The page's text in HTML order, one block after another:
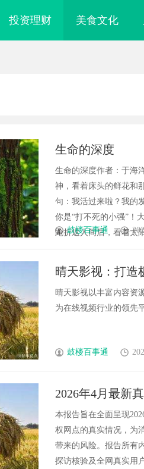
投资理财 美食文化
生命的深度
生命的深度作者：于海
神，看着床头的鲜花和
句：我活过来啦？我的
你是“打不死的小强”！
跄折返人间后，看着太
鼓楼百事通
晴天影视：打造
晴天影视以丰富内容资
为在线视频行业的领先
鼓楼百事通
2026年4月最新
开）实地考察・
本报告旨在全面呈现
权网点的真实情况，为
带来的风险。报告所有
探访核验及全网真实用
开店最怕“搜不到”为什么隔壁店
花钱，ai却天天给他免费派单？